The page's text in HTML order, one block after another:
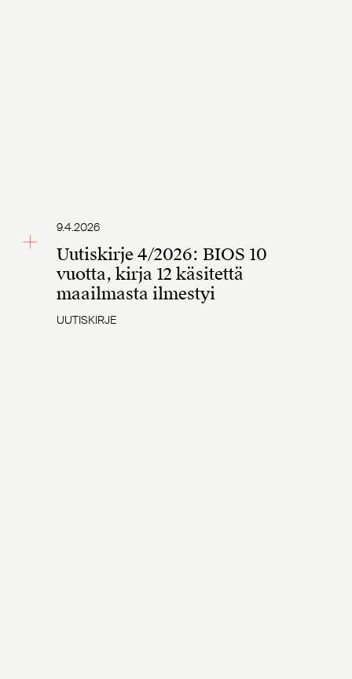
9.4.2026
Uutiskirje 4/2026: BIOS 10
vuotta, kirja 12 käsitettä
maailmasta ilmestyi
UUTISKIRJE